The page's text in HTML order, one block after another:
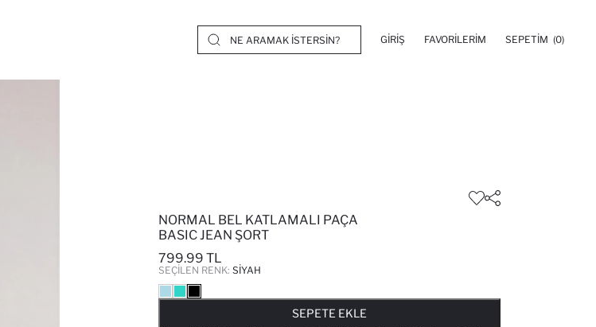
GIRIŞ FAVORILERIM SEPETIM (0)
NORMAL BEL KATLAMALI PAÇA
BASIC JEAN ŞORT
799.99 TL
SEÇILEN RENK: SIYAH
SEPETE EKLE